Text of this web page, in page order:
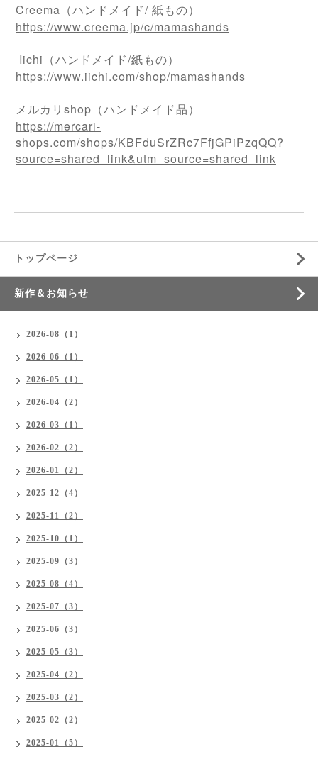
Creema（ハンドメイド/ 紙もの）
https://www.creema.jp/c/mamashands
Iichi（ハンドメイド/紙もの）
https://www.iichi.com/shop/mamashands
メルカリshop（ハンドメイド品）
https://mercari-
shops.com/shops/KBFduSrZRc7FfjGPiPzqQQ?
source=shared_link&utm_source=shared_link
トップページ
新作＆お知らせ
2026-08（1）
2026-06（1）
2026-05（1）
2026-04（2）
2026-03（1）
2026-02（2）
2026-01（2）
2025-12（4）
2025-11（2）
2025-10（1）
2025-09（3）
2025-08（4）
2025-07（3）
2025-06（3）
2025-05（3）
2025-04（2）
2025-03（2）
2025-02（2）
2025-01（5）